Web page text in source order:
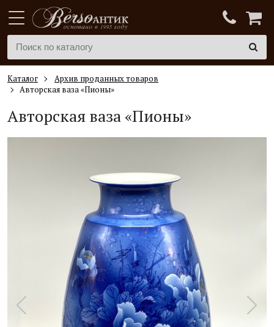
Каталог
Архив проданных товаров
Авторская ваза «Пионы»
Авторская ваза «Пионы»